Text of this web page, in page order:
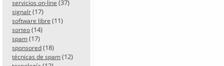
servicios on-line (37)
signalr (17)
software libre (11)
sorteo (14)
spam (17)
sponsored (18)
técnicas de spam (12)